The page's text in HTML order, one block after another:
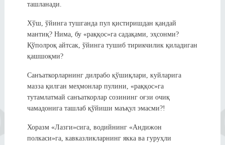
ташланади.
Хўш, ўйинга тушганда пул қистиришдан қандай
мантиқ? Нима, бу «раққос»га садақами, эҳсонми?
Қўполроқ айтсак, ўйинга тушиб тирикчилик қиладиган
қашшоқми?
Санъаткорларнинг дилрабо қўшиқлари, куйларига
мазза қилган меҳмонлар пулини, «раққос»га
тутамлатмай санъаткорлар созининг оғзи очиқ
чамадонига ташлаб қўйиши маъқул эмасми?!
Хоразм «Лазги»сига, водийнинг «Андижон
полкаси»га, кавказликларнинг якка ва гуруҳли